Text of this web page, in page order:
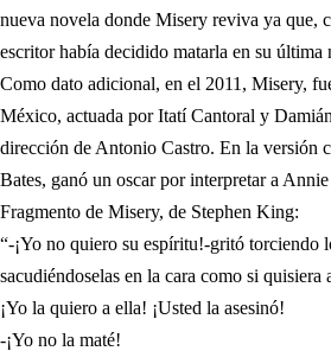
nueva novela donde Misery reviva ya que,
escritor había decidido matarla en su última
Como dato adicional, en el 2011, Misery,
México, actuada por Itatí Cantoral y
dirección de Antonio Castro. En la versión
Bates, ganó un oscar por interpretar a
Fragmento de Misery, de Stephen King:
“-¡Yo no quiero su espíritu!-gritó torciendo
sacudiéndoselas en la cara como si quisiera
¡Yo la quiero a ella! ¡Usted la asesinó!
-¡Yo no la maté!